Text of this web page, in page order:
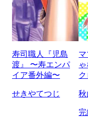
寿司職人『児島
渡』 〜寿エンパ
イア番外編〜
せきやてつじ
ク